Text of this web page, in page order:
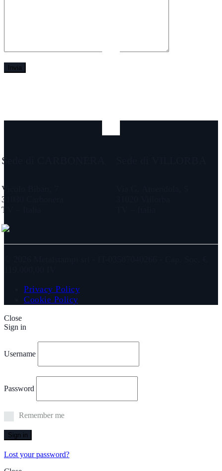
Sede di CARBONERA
Vicolo Biban, 7
31030 Carbonera
TV – Italia
Privacy Policy
Cookie Policy
Close
Sign in
Username
Password
Remember me
Sign in
Lost your password?